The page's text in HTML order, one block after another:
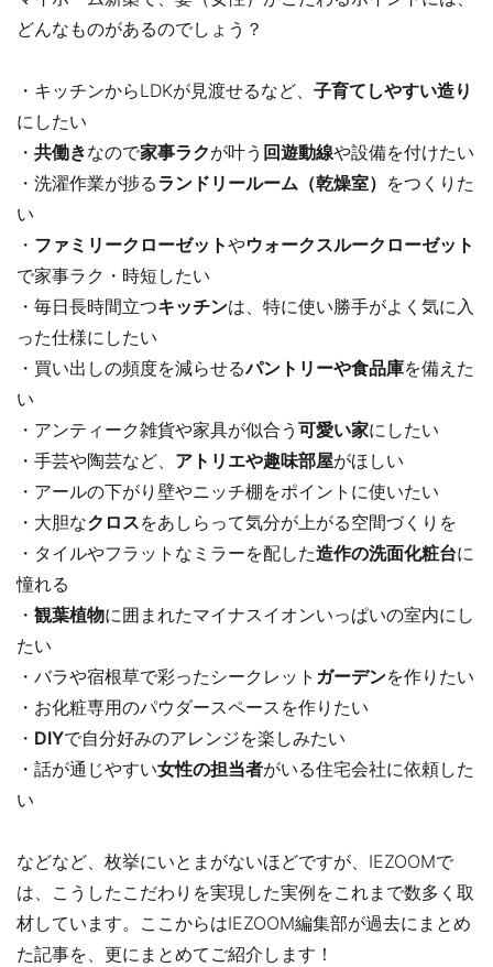
どんなものがあるのでしょう？
・キッチンからLDKが見渡せるなど、 子育てしやすい造り
にしたい
・ 共働きなので家事ラクが叶う 回遊動線や設備を付けたい
・洗濯作業が捗るランドリールーム（乾燥室） をつくりた
い
・ ファミリークローゼットやウォークスルークローゼット
で家事ラク・時短したい
・毎日長時間立つキッチンは、特に使い勝手がよく気に入
った仕様にしたい
・買い出しの頻度を減らせるパントリーや食品庫を備えた
い
・アンティーク雑貨や家具が似合う 可愛い家にしたい
・手芸や陶芸など、 アトリエや趣味部屋がほしい
・アールの下がり壁やニッチ棚をポイントに使いたい
・大胆なクロスをあしらって気分が上がる空間づくりを
・タイルやフラットなミラーを配した造作の洗面化粧台に
憧れる
・ 観葉植物に囲まれたマイナスイオンいっぱいの室内にし
たい
・バラや宿根草で彩ったシークレット ガーデンを作りたい
・お化粧専用のパウダースペースを作りたい
・ DIYで自分好みのアレンジを楽しみたい
・話が通じやすい女性の担当者がいる住宅会社に依頼した
い
などなど、枚挙にいとまがないほどですが、IEZOOMで
は、こうしたこだわりを実現した実例をこれまで数多く取
材しています。ここからはIEZOOM編集部が過去にまとめ
た記事を、更にまとめてご紹介します！